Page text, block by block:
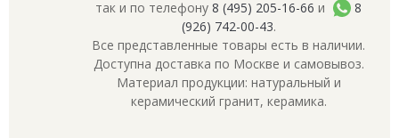
так и по телефону 8 (495) 205-16-66 и
8
(926) 742-00-43.
Все представленные товары есть в наличии.
Доступна доставка по Москве и самовывоз.
Материал продукции: натуральный и
керамический гранит, керамика.